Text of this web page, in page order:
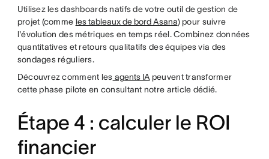
Utilisez les dashboards natifs de votre outil de gestion de
projet (comme les tableaux de bord Asana) pour suivre
l'évolution des métriques en temps réel. Combinez données
quantitatives et retours qualitatifs des équipes via des
sondages réguliers.
Découvrez comment les agents IA peuvent transformer
cette phase pilote en consultant notre article dédié.
Étape 4 : calculer le ROI
financier